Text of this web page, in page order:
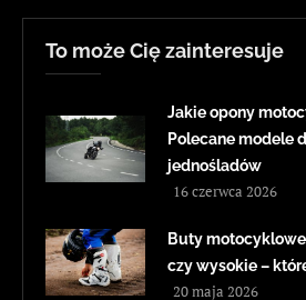
To może Cię zainteresuje
Jakie opony
Polecane modele
jednośladów
16 czerwca 2026
Buty
czy wysokie –
20 maja 2026